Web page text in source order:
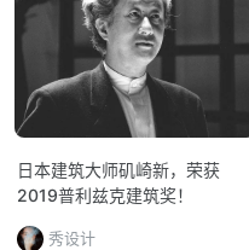
日本建筑大师矶崎新，荣获
2019普利兹克建筑奖！
秀设计